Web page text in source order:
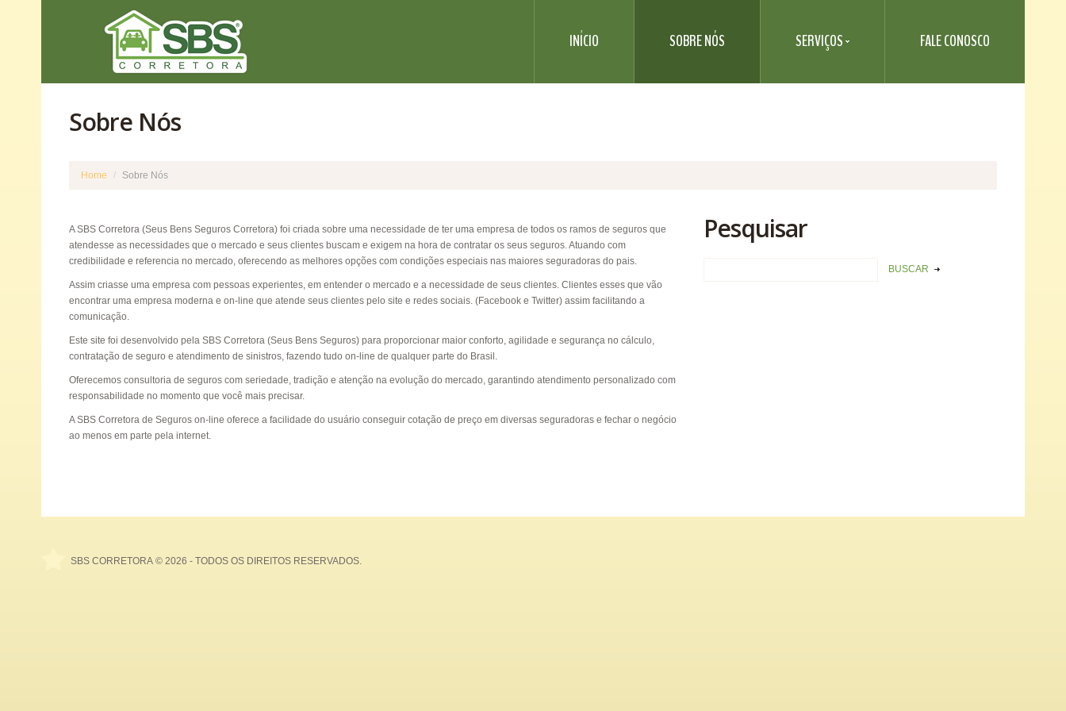
INÍCIO SOBRE NÓS SERVIÇOS FALE CONOSCO
Sobre Nós
Home / Sobre Nós
A SBS Corretora (Seus Bens Seguros Corretora) foi criada sobre uma necessidade de ter uma empresa de todos os ramos de seguros que
atendesse as necessidades que o mercado e seus clientes buscam e exigem na hora de contratar os seus seguros. Atuando com
credibilidade e referencia no mercado, oferecendo as melhores opções com condições especiais nas maiores seguradoras do pais.
Assim criasse uma empresa com pessoas experientes, em entender o mercado e a necessidade de seus clientes. Clientes esses que vão
encontrar uma empresa moderna e on-line que atende seus clientes pelo site e redes sociais. (Facebook e Twitter) assim facilitando a
comunicação.
Este site foi desenvolvido pela SBS Corretora (Seus Bens Seguros) para proporcionar maior conforto, agilidade e segurança no cálculo,
contratação de seguro e atendimento de sinistros, fazendo tudo on-line de qualquer parte do Brasil.
Oferecemos consultoria de seguros com seriedade, tradição e atenção na evolução do mercado, garantindo atendimento personalizado com
responsabilidade no momento que você mais precisar.
A SBS Corretora de Seguros on-line oferece a facilidade do usuário conseguir cotação de preço em diversas seguradoras e fechar o negócio
ao menos em parte pela internet.
Pesquisar
SBS CORRETORA © 2026 - TODOS OS DIREITOS RESERVADOS.